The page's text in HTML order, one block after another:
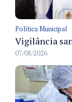
Política Municipal
07/08/2026